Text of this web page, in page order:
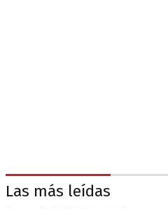
Las más leídas